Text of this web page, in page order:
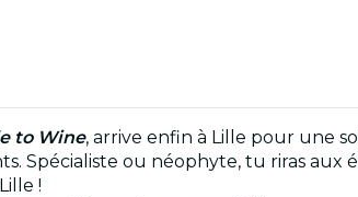
to Wine, arrive enfin à Lille pour une
Spécialiste ou néophyte, tu riras aux
!